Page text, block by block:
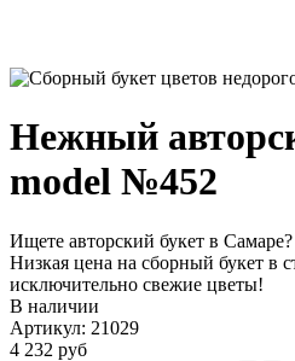
Нежный
model №452
Ищете авторский букет в
Низкая цена на сборный букет в
исключительно свежие цветы!
В наличии
Артикул: 21029
4 232 руб